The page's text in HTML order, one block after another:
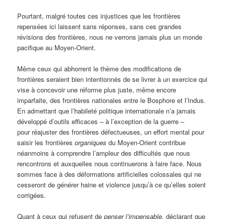
Pourtant, malgré toutes ces injustices que les frontières
repensées ici laissent sans réponses, sans ces grandes
révisions des frontières, nous ne verrons jamais plus un monde
pacifique au Moyen-Orient.
Même ceux qui abhorrent le thème des modifications de
frontières seraient bien intentionnés de se livrer à un exercice qui
vise à concevoir une réforme plus juste, même encore
imparfaite, des frontières nationales entre le Bosphore et l’Indus.
En admettant que l’habileté politique internationale n’a jamais
développé d’outils efficaces – à l’exception de la guerre –
pour réajuster des frontières défectueuses, un effort mental pour
saisir les frontièresorganiques du Moyen-Orient contribue
néanmoins à comprendre l’ampleur des difficultés que nous
rencontrons et auxquelles nous continuerons à faire face. Nous
sommes face à des déformations artificielles colossales qui ne
cesseront de générer haine et violence jusqu’à ce qu’elles soient
corrigées.
Quant à ceux qui refusent depenser l’impensable, déclarant que